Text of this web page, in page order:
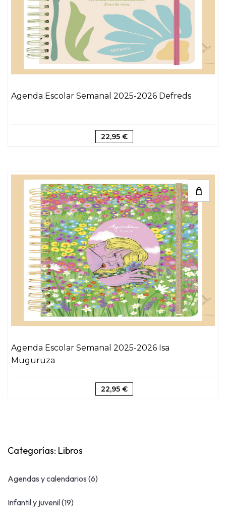
Agenda Escolar Semanal 2025-2026 Defreds
22,95 €
Agenda Escolar Semanal 2025-2026 Isa
Muguruza
22,95 €
Categorías: Libros
Agendas y calendarios (6)
Infantil y juvenil(19)